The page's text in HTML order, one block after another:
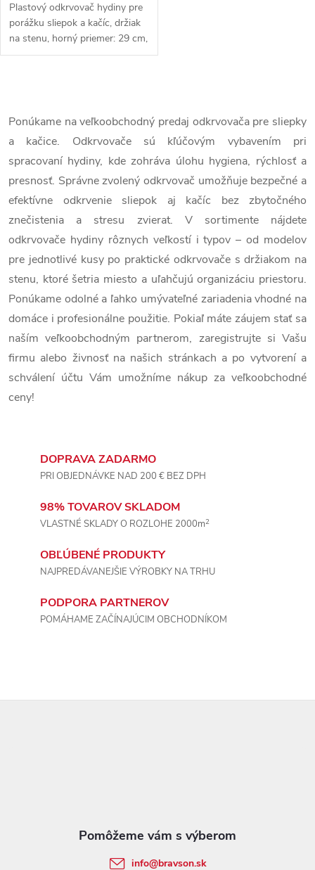
Plastový odkrvovač hydiny pre
porážku sliepok a kačíc, držiak
na stenu, horný priemer: 29 cm,
spodný priemer 9,5 cm, výška:
v
l
á
d
a
c
i
e
p
r
v
Ponúkame na veľkoobchodný predaj odkrvovača pre sliepky
a kačice. Odkrvovače sú kľúčovým vybavením pri
spracovaní hydiny, kde zohráva úlohu hygiena, rýchlosť a
presnosť. Správne zvolený odkrvovač umožňuje bezpečné a
efektívne odkrvenie sliepok aj kačíc bez zbytočného
znečistenia a stresu zvierat. V sortimente nájdete
odkrvovače hydiny rôznych veľkostí i typov – od modelov
pre jednotlivé kusy po praktické odkrvovače s držiakom na
stenu, ktoré šetria miesto a uľahčujú organizáciu priestoru.
Ponúkame odolné a ľahko umývateľné zariadenia vhodné na
domáce i profesionálne použitie. Pokiaľ máte záujem stať sa
naším veľkoobchodným partnerom, zaregistrujte si Vašu
firmu alebo živnosť na našich stránkach a po vytvorení a
schválení účtu Vám umožníme nákup za veľkoobchodné
ceny!
DOPRAVA ZADARMO
PRI OBJEDNÁVKE NAD 200 € BEZ DPH
98% TOVAROV SKLADOM
VLASTNÉ SKLADY O ROZLOHE 2000m2
OBĽÚBENÉ PRODUKTY
NAJPREDÁVANEJŠIE VÝROBKY NA TRHU
PODPORA PARTNEROV
POMÁHAME ZAČÍNAJÚCIM OBCHODNÍKOM
info@bravson.sk